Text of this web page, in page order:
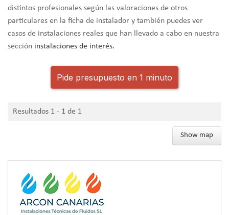
distintos profesionales según las valoraciones de otros
particulares en la ficha de instalador y también puedes ver
casos de instalaciones reales que han llevado a cabo en nuestra
sección instalaciones de interés.
Pide presupuesto en 1 minuto
Resultados 1 - 1 de 1
Show map